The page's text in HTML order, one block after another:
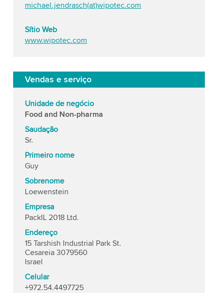
michael.jendrasch(at)wipotec.com
Sítio Web
www.wipotec.com
Vendas e serviço
Unidade de negócio
Food and Non-pharma
Saudação
Sr.
Primeiro nome
Guy
Sobrenome
Loewenstein
Empresa
PackIL 2018 Ltd.
Endereço
15 Tarshish Industrial Park St.
Cesareia 3079560
Israel
Celular
+972.54.4497725